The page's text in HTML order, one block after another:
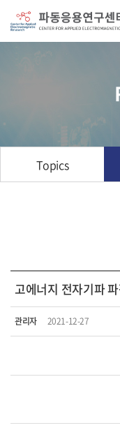
Topics
고에너지 전자기파
관리자 2021-12-27